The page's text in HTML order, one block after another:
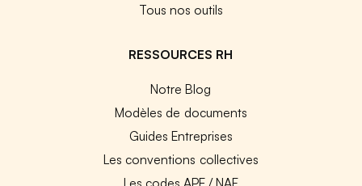
Tous nos outils
RESSOURCES RH
Notre Blog
Modèles de documents
Guides Entreprises
Les conventions collectives
Les codes APE / NAF